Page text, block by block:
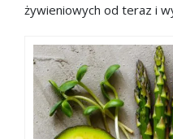
żywieniowych od teraz i